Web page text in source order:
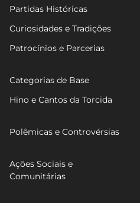
Partidas Históricas
Curiosidades e Tradições
Patrocínios e Parcerias
Categorias de Base
Hino e Cantos da Torcida
Polêmicas e Controvérsias
Ações Sociais e
Comunitárias